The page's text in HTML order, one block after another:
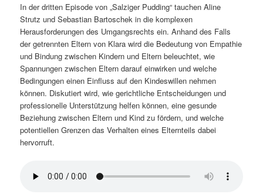
In der dritten Episode von „Salziger Pudding“ tauchen Aline
Strutz und Sebastian Bartoschek in die komplexen
Herausforderungen des Umgangsrechts ein. Anhand des Falls
der getrennten Eltern von Klara wird die Bedeutung von Empathie
und Bindung zwischen Kindern und Eltern beleuchtet, wie
Spannungen zwischen Eltern darauf einwirken und welche
Bedingungen einen Einfluss auf den Kindeswillen nehmen
können. Diskutiert wird, wie gerichtliche Entscheidungen und
professionelle Unterstützung helfen können, eine gesunde
Beziehung zwischen Eltern und Kind zu fördern, und welche
potentiellen Grenzen das Verhalten eines Elternteils dabei
hervorruft.